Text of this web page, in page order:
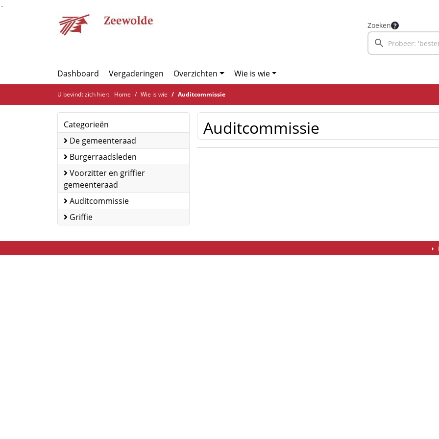
Ga naar de inhoud van deze pagina
Zoeken
Dashboard Vergaderingen Overzichten Wie is wie
U bevindt zich hier: Home Wie is wie Auditcommissie
Categorieën
De gemeenteraad
Burgerraadsleden
gemeenteraad
Auditcommissie
Griffie
Auditcommissie